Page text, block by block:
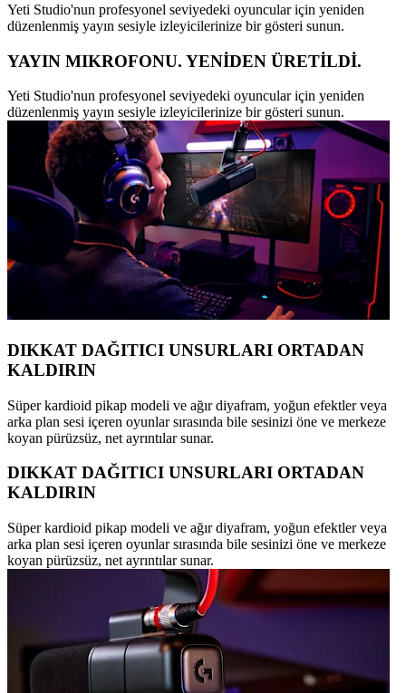
Yeti Studio'nun profesyonel seviyedeki oyuncular için yeniden
düzenlenmiş yayın sesiyle izleyicilerinize bir gösteri sunun.
YAYIN MIKROFONU. YENİDEN ÜRETİLDİ.
Yeti Studio'nun profesyonel seviyedeki oyuncular için yeniden
düzenlenmiş yayın sesiyle izleyicilerinize bir gösteri sunun.
DIKKAT DAĞITICI UNSURLARI ORTADAN
KALDIRIN
Süper kardioid pikap modeli ve ağır diyafram, yoğun efektler veya
arka plan sesi içeren oyunlar sırasında bile sesinizi öne ve merkeze
koyan pürüzsüz, net ayrıntılar sunar.
DIKKAT DAĞITICI UNSURLARI ORTADAN
KALDIRIN
Süper kardioid pikap modeli ve ağır diyafram, yoğun efektler veya
arka plan sesi içeren oyunlar sırasında bile sesinizi öne ve merkeze
koyan pürüzsüz, net ayrıntılar sunar.